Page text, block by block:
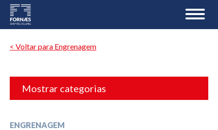
< Voltar para Engrenagem
Mostrar categorias
ENGRENAGEM